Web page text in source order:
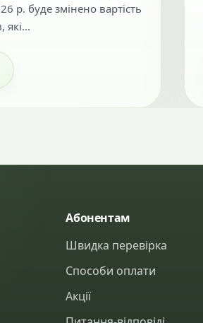
р. буде змінено вартість
які...
Абонентам
Швидка перевірка
Способи оплати
Акції